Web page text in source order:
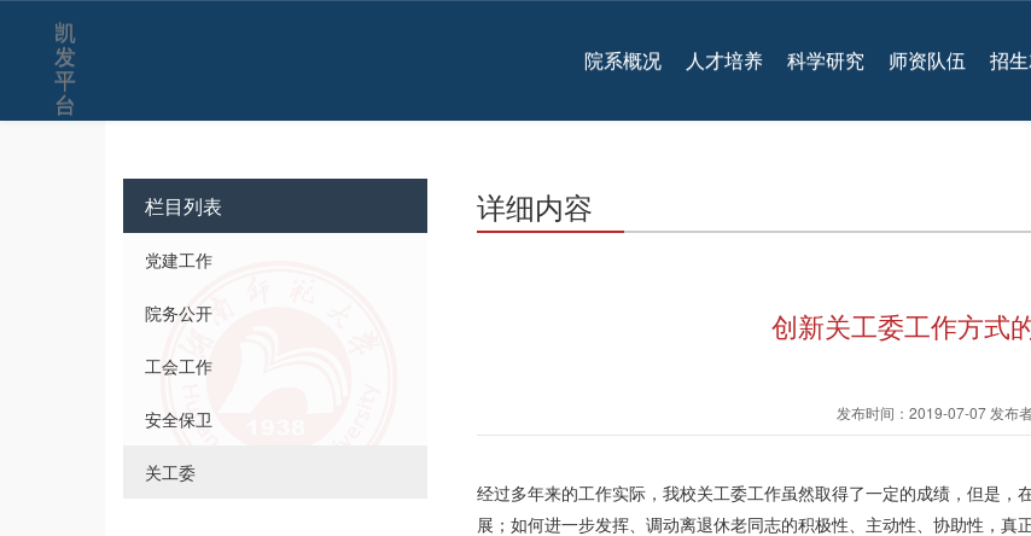
凯
发
平
台
院系概况 人才培养 科学研究 师资队伍 招
栏目列表
党建工作
院务公开
工会工作
安全保卫
关工委
详细内容
创新关工委工作方式
发布时间：2019-07-07 发布
经过多年来的工作实际，我校关工委工作虽然取得了一定的成绩，但是
展；如何进一步发挥、调动离退休老同志的积极性、主动性、协助性，真